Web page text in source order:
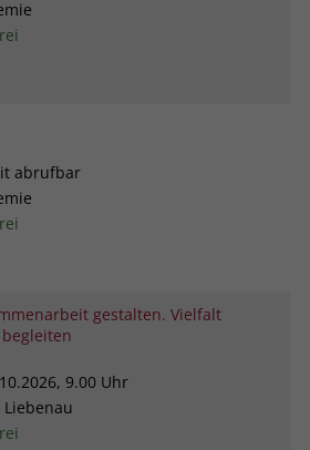
abrufbar
gestalten. Vielfalt
9.00 Uhr
Liebenau